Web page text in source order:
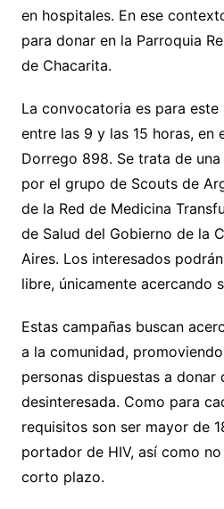
en hospitales. En ese
para donar en la Parroquia
de Chacarita.
La convocatoria es para este
entre las 9 y las 15 horas, en
Dorrego 898. Se trata de
por el grupo de Scouts de
de la Red de Medicina
de Salud del Gobierno de la
Aires. Los interesados
libre, únicamente acercando
Estas campañas buscan
a la comunidad,
personas dispuestas a
desinteresada. Como para
requisitos son ser mayor de
portador de HIV, así como
corto plazo.